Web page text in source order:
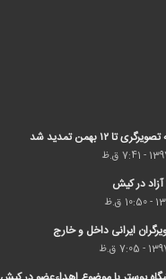
تا ۱۲ بهمن تمدید شد
در کیش
ایرانی داخل و خارج